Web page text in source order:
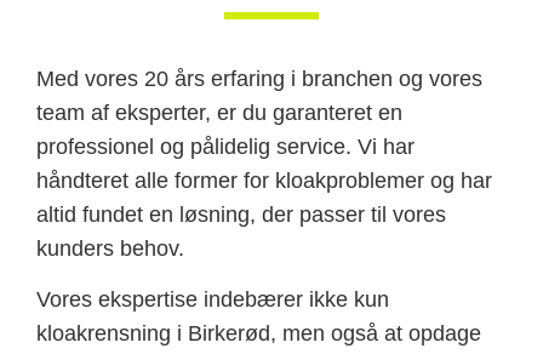
Med vores 20 års erfaring i branchen og vores
team af eksperter, er du garanteret en
professionel og pålidelig service. Vi har
håndteret alle former for kloakproblemer og har
altid fundet en løsning, der passer til vores
kunders behov.
Vores ekspertise indebærer ikke kun
kloakrensning i Birkerød, men også at opdage